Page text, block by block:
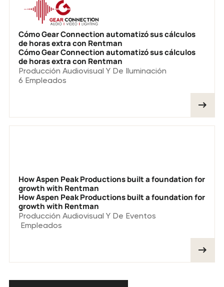
Cómo Gear Connection automatizó sus cálculos
de horas extra con Rentman
Cómo Gear Connection automatizó sus cálculos
de horas extra con Rentman
Producción Audiovisual Y De Iluminación
6 Empleados
How Aspen Peak Productions built a foundation for
growth with Rentman
How Aspen Peak Productions built a foundation for
growth with Rentman
Producción Audiovisual Y De Eventos
Empleados